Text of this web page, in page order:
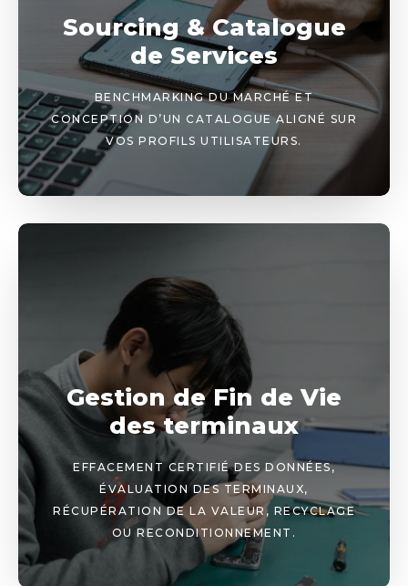
Sourcing & Catalogue
de Services
BENCHMARKING DU MARCHÉ ET
CONCEPTION D’UN CATALOGUE ALIGNÉ SUR
VOS PROFILS UTILISATEURS.
Gestion de Fin de Vie
des terminaux
EFFACEMENT CERTIFIÉ DES DONNÉES,
ÉVALUATION DES TERMINAUX,
RÉCUPÉRATION DE LA VALEUR, RECYCLAGE
OU RECONDITIONNEMENT.